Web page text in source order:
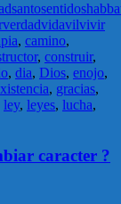
santosentido
verdadvidavilvivir
, camino,
, construir,
, dia, Dios, enojo,
, gracias,
ley, leyes, lucha,
caracter ?